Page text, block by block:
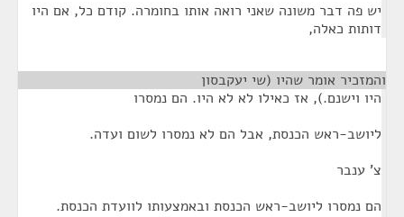
יש פה דבר משונה שאני רואה אותו בחומרה. קודם כל, אם היו
דותות כאלה,
והמזכיר אומר שהיו (שי יעקבסון
היו וישנם.), אז כאילו לא לא היו. הם נמסרו
ליושב-ראש הכנסת, אבל הם לא נמסרו לשום ועדה.
צ' ענבר
הם נמסרו ליושב-ראש הכנסת ובאמצעותו לוועדת הכנסת.